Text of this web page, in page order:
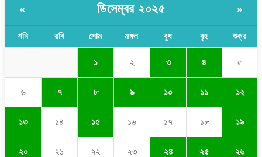
« ডিসেম্বর ২০২৫ »
শনি রবি সোম মঙ্গল বুধ বৃহ শুক্র
১ ২ ৩ ৪ ৫
৬ ৭ ৮ ৯ ১০ ১১ ১২
১৩ ১৪ ১৫ ১৬ ১৭ ১৮ ১৯
২০ ২১ ২২ ২৩ ২৪ ২৫ ২৬